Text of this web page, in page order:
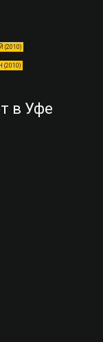
(2010)